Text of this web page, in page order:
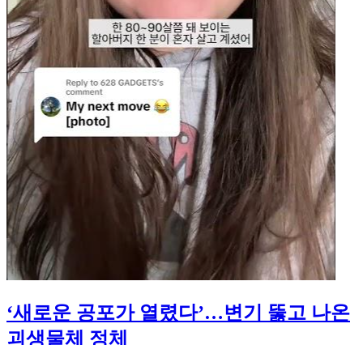
‘새로운 공포가 열렸다’…변기 뚫고 나온
괴생물체 정체